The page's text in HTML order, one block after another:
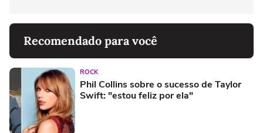
Recomendado para você
ROCK
Phil Collins sobre o sucesso de Taylor
Swift: "estou feliz por ela"